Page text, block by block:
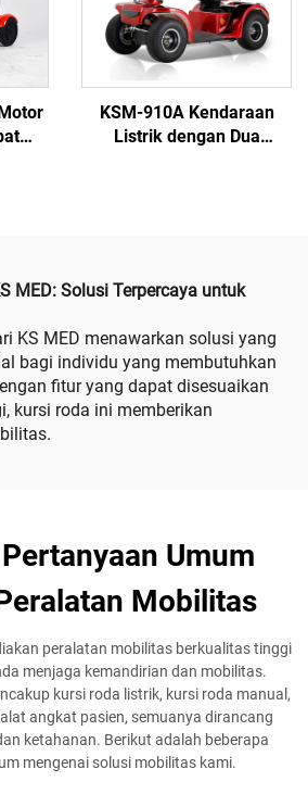
KSM-910A Kendaraan
Listrik dengan Dua
MED: Solusi Terpercaya untuk
KS MED menawarkan solusi yang
bagi individu yang membutuhkan
fitur yang dapat disesuaikan
kursi roda ini memberikan
Umum
Mobilitas
peralatan mobilitas berkualitas tinggi
menjaga kemandirian dan mobilitas.
kursi roda listrik, kursi roda manual,
angkat pasien, semuanya dirancang
ketahanan. Berikut adalah beberapa
mengenai solusi mobilitas kami.